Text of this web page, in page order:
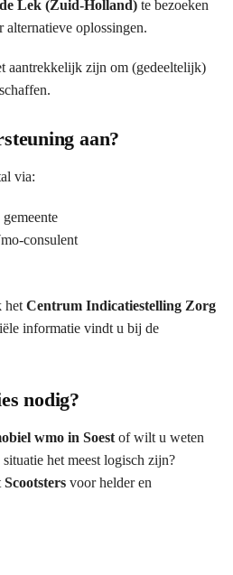
Lek (Zuid-Holland) te bezoeken
oplossingen.
aantrekkelijk zijn om (gedeeltelijk)
aan?
via:
consulent
het Centrum Indicatiestelling Zorg
informatie vindt u bij de
nodig?
wmo in Soest of wilt u weten
het meest logisch zijn?
Scootsters voor helder en